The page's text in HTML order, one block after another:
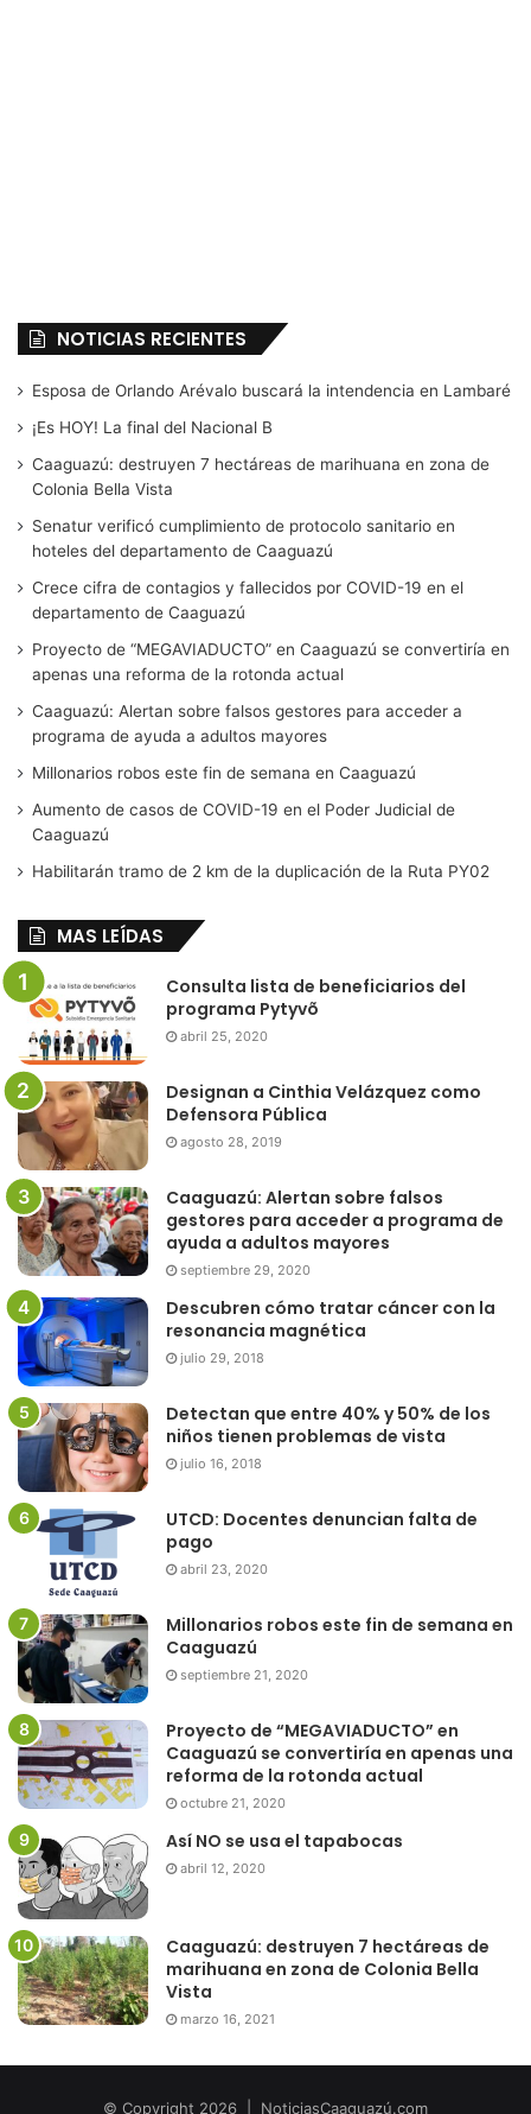
NOTICIAS RECIENTES
Esposa de Orlando Arévalo buscará la intendencia en Lambaré
¡Es HOY! La final del Nacional B
Caaguazú: destruyen 7 hectáreas de marihuana en zona de
Colonia Bella Vista
Senatur verificó cumplimiento de protocolo sanitario en
hoteles del departamento de Caaguazú
Crece cifra de contagios y fallecidos por COVID-19 en el
departamento de Caaguazú
Proyecto de “MEGAVIADUCTO” en Caaguazú se convertiría en
apenas una reforma de la rotonda actual
Caaguazú: Alertan sobre falsos gestores para acceder a
programa de ayuda a adultos mayores
Millonarios robos este fin de semana en Caaguazú
Aumento de casos de COVID-19 en el Poder Judicial de
Caaguazú
Habilitarán tramo de 2 km de la duplicación de la Ruta PY02
MAS LEÍDAS
Consulta lista de beneficiarios del
programa Pytyvõ
abril 25, 2020
Designan a Cinthia Velázquez como
Defensora Pública
agosto 28, 2019
Caaguazú: Alertan sobre falsos
gestores para acceder a programa de
ayuda a adultos mayores
septiembre 29, 2020
Descubren cómo tratar cáncer con la
resonancia magnética
julio 29, 2018
Detectan que entre 40% y 50% de los
niños tienen problemas de vista
julio 16, 2018
UTCD: Docentes denuncian falta de
pago
abril 23, 2020
Millonarios robos este fin de semana en
Caaguazú
septiembre 21, 2020
Proyecto de “MEGAVIADUCTO” en
Caaguazú se convertiría en apenas una
reforma de la rotonda actual
octubre 21, 2020
Así NO se usa el tapabocas
abril 12, 2020
Caaguazú: destruyen 7 hectáreas de
marihuana en zona de Colonia Bella
Vista
marzo 16, 2021
© Copyright 2026 | NoticiasCaaguazú.com